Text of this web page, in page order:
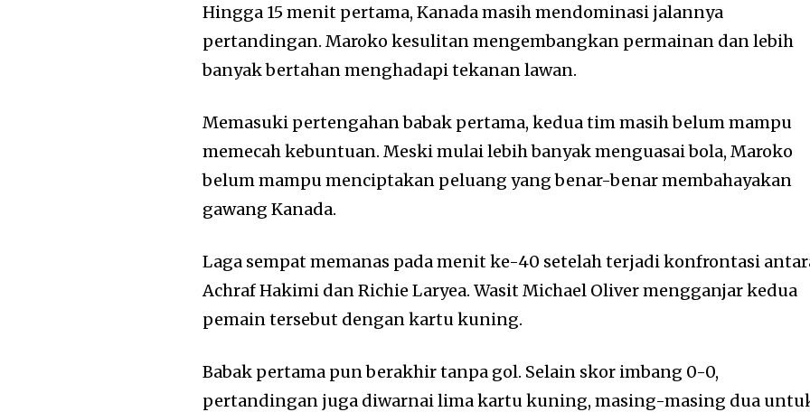
Hingga 15 menit pertama, Kanada masih mendominasi jalannya
pertandingan. Maroko kesulitan mengembangkan permainan dan lebih
banyak bertahan menghadapi tekanan lawan.
Memasuki pertengahan babak pertama, kedua tim masih belum mampu
memecah kebuntuan. Meski mulai lebih banyak menguasai bola, Maroko
belum mampu menciptakan peluang yang benar-benar membahayakan
gawang Kanada.
Laga sempat memanas pada menit ke-40 setelah terjadi konfrontasi
Achraf Hakimi dan Richie Laryea. Wasit Michael Oliver mengganjar kedua
pemain tersebut dengan kartu kuning.
Babak pertama pun berakhir tanpa gol. Selain skor imbang 0-0,
pertandingan juga diwarnai lima kartu kuning, masing-masing dua